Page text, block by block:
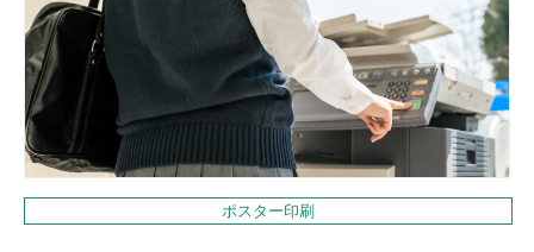
ポスター印刷